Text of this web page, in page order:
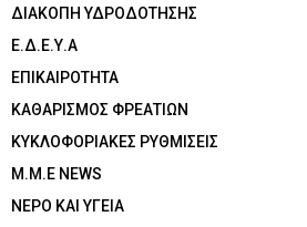
ΔΙΑΚΟΠΗ ΥΔΡΟΔΟΤΗΣΗΣ
Ε.Δ.Ε.Υ.Α
ΕΠΙΚΑΙΡΟΤΗΤΑ
ΚΑΘΑΡΙΣΜΟΣ ΦΡΕΑΤΙΩΝ
ΚΥΚΛΟΦΟΡΙΑΚΕΣ ΡΥΘΜΙΣΕΙΣ
Μ.Μ.Ε NEWS
ΝΕΡΟ ΚΑΙ ΥΓΕΙΑ